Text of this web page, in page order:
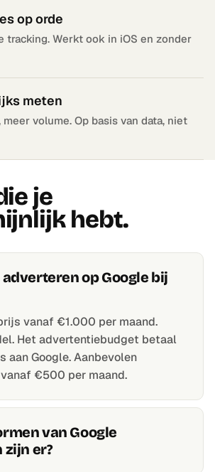
op orde
tracking. Werkt ook in iOS en zonder
meten
meer volume. Op basis van data, niet
je
hebt.
op Google bij
vanaf €1.000 per maand.
Het advertentiebudget betaal
aan Google. Aanbevolen
€500 per maand.
van Google
er?